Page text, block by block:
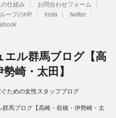
の仕組み
お問合わせフォーム
ープのHP Insta
twitter
ル群馬ブログ【高
崎・太田】
ための女性スタッフブログ
馬ブログ【高崎・前橋・伊勢崎・太